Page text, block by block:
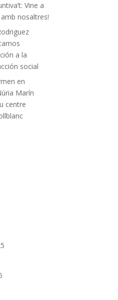
Vine a
nosaltres!
a la
social
en
Marín
centre